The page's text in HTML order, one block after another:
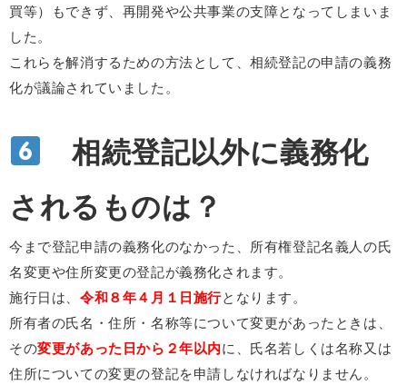
買等）もできず、再開発や公共事業の支障となってしまいま
した。
これらを解消するための方法として、相続登記の申請の義務
化が議論されていました。
相続登記以外に義務化
されるものは？
今まで登記申請の義務化のなかった、所有権登記名義人の氏
名変更や住所変更の登記が義務化されます。
施行日は、 令和８年４月１日施行となります。
所有者の氏名・住所・名称等について変更があったときは、
その変更があった日から２年以内に、氏名若しくは名称又は
住所についての変更の登記を申請しなければなりません。